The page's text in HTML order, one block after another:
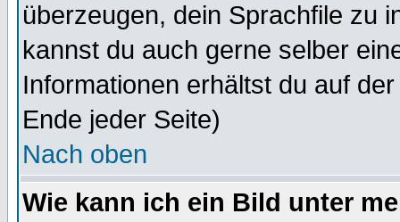
überzeugen, dein Sprachfile zu
kannst du auch gerne selber
Informationen erhältst du auf
Ende jeder Seite)
Nach oben
Wie kann ich ein Bild unter